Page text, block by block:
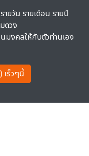
ยวัน รายเดือน รายปี
ดวง
มงคลให้กับตัวท่านเอง
เร็วๆนี้